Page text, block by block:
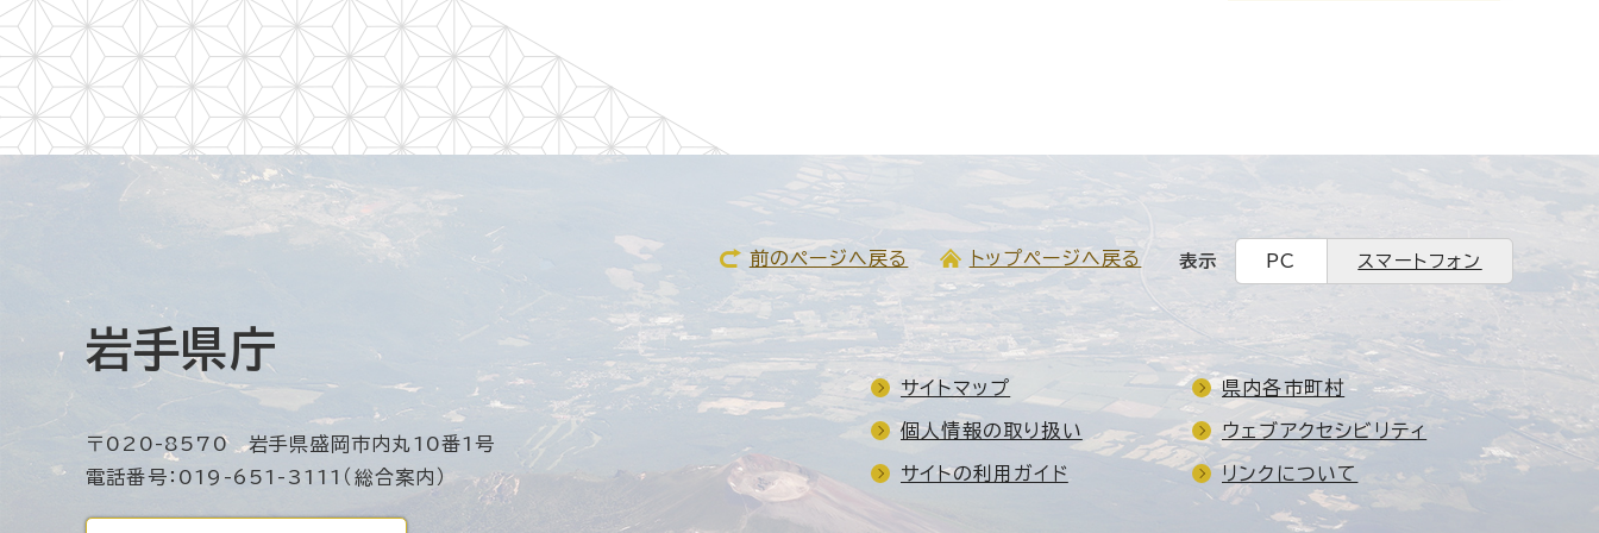
前のページへ戻る トップページへ戻る 表示 PC スマートフォン
岩手県庁
〒020-8570 岩手県盛岡市内丸10番1号
電話番号：019-651-3111（総合案内）
サイトマップ 県内各市町村
個人情報の取り扱い ウェブアクセシビリティ
サイトの利用ガイド リンクについて